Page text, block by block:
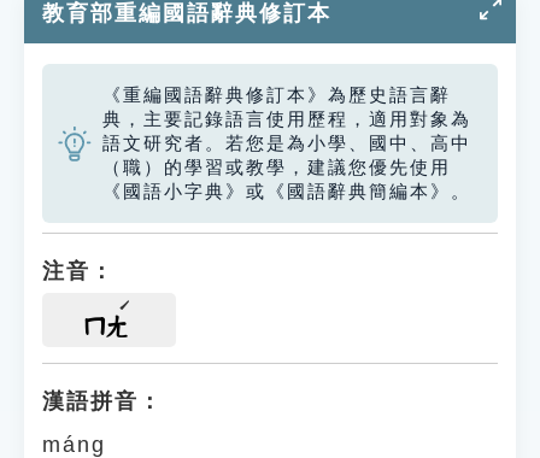
教育部重編國語辭典修訂本
《重編國語辭典修訂本》為歷史語言辭
典，主要記錄語言使用歷程，適用對象為
語文研究者。若您是為小學、國中、高中
（職）的學習或教學，建議您優先使用
《國語小字典》或《國語辭典簡編本》。
注音：
ㄇㄤ
漢語拼音：
máng